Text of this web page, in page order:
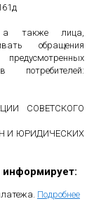
а также лица,
обращения
СОВЕТСКОГО
И ЮРИДИЧЕСКИХ
информирует:
Подробнее